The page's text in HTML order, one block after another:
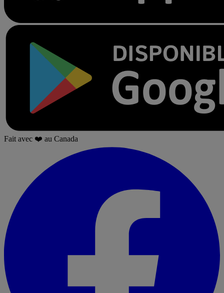
Fait avec ❤️ au Canada